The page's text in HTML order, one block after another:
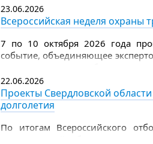
наркотиков страдает головной
23.06.2026
Всероссийская неделя охраны
7 по 10 октября 2026 года
событие, объединяющее
Организатором мероприятия
Российской Федерации,
22.06.2026
Проекты Свердловской
долголетия
По итогам Всероссийского